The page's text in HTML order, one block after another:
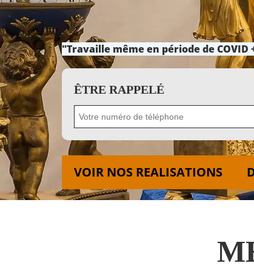
"Travaille même en période de
ÊTRE RAPPELÉ
VOIR NOS REALISATIONS